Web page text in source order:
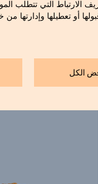
الارتباط التي تتطلب
أو تعطيلها وإدارتها من
الكل